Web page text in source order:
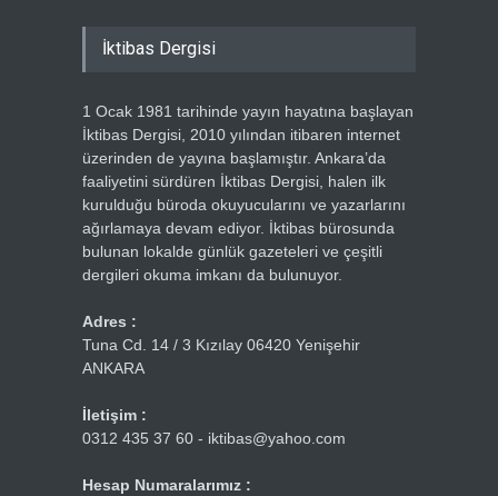
İktibas Dergisi
1 Ocak 1981 tarihinde yayın hayatına başlayan
İktibas Dergisi, 2010 yılından itibaren internet
üzerinden de yayına başlamıştır. Ankara’da
faaliyetini sürdüren İktibas Dergisi, halen ilk
kurulduğu büroda okuyucularını ve yazarlarını
ağırlamaya devam ediyor. İktibas bürosunda
bulunan lokalde günlük gazeteleri ve çeşitli
dergileri okuma imkanı da bulunuyor.
Adres :
Tuna Cd. 14 / 3 Kızılay 06420 Yenişehir
ANKARA
İletişim :
0312 435 37 60 - iktibas@yahoo.com
Hesap Numaralarımız :